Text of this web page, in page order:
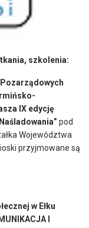
szkolenia:
IX edycję
pod
Województwa
przyjmowane są
w Ełku
I